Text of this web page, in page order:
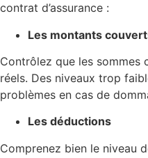
contrat d’assurance :
Les montants
Contrôlez que les sommes
réels. Des niveaux trop
problèmes en cas de
Les déductions
Comprenez bien le niveau